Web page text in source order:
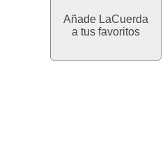
Añade LaCuerda
a tus favoritos